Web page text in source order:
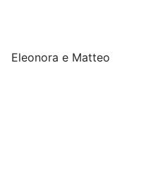
Eleonora e Matteo